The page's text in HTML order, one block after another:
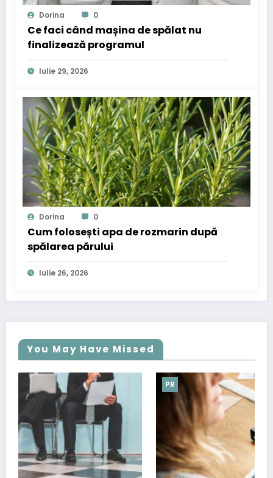
Dorina 0
Ce faci când mașina de spălat nu
finalizează programul
Iulie 29, 2026
Dorina 0
Cum folosești apa de rozmarin după
spălarea părului
Iulie 26, 2026
You May Have Missed